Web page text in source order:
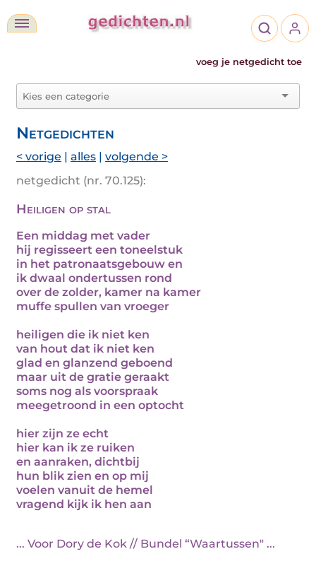
voeg je netgedicht toe
Netgedichten
< vorige | alles | volgende >
netgedicht (nr. 70.125):
Heiligen op stal
Een middag met vader
hij regisseert een toneelstuk
in het patronaatsgebouw en
ik dwaal ondertussen rond
over de zolder, kamer na kamer
muffe spullen van vroeger
heiligen die ik niet ken
van hout dat ik niet ken
glad en glanzend geboend
maar uit de gratie geraakt
soms nog als voorspraak
meegetroond in een optocht
hier zijn ze echt
hier kan ik ze ruiken
en aanraken, dichtbij
hun blik zien en op mij
voelen vanuit de hemel
vragend kijk ik hen aan
... Voor Dory de Kok // Bundel “Waartussen" ...